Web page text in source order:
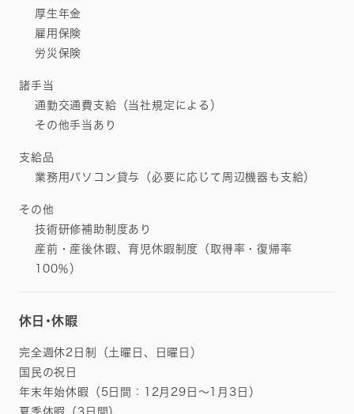
厚生年金
雇用保険
労災保険
諸手当
通勤交通費支給（当社規定による）
その他手当あり
支給品
業務用パソコン貸与（必要に応じて周辺機器も支給）
その他
技術研修補助制度あり
産前・産後休暇、育児休暇制度（取得率・復帰率
100％）
休日・休暇
完全週休2日制（土曜日、日曜日）
国民の祝日
年末年始休暇（5日間：12月29日～1月3日）
夏季休暇（3日間）